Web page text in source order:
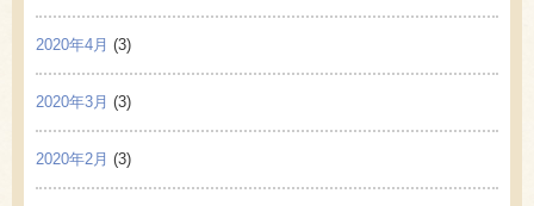
2020年4月 (3)
2020年3月 (3)
2020年2月 (3)